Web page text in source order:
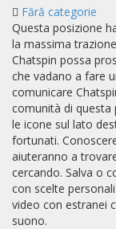
CARIERA
CONTACT
Fără categorie
Questa posizione
la massima
Chatspin possa
che vadano a fare
comunicare
comunità di questa
le icone sul lato
fortunati.
aiuteranno a
cercando. Salva o
con scelte
video con estranei
suono.